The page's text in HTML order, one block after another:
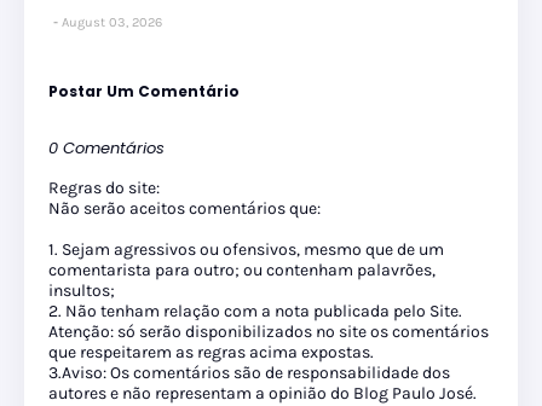
August 03, 2026
Postar Um Comentário
0 Comentários
Regras do site:
Não serão aceitos comentários que:
1. Sejam agressivos ou ofensivos, mesmo que de um
comentarista para outro; ou contenham palavrões,
insultos;
2. Não tenham relação com a nota publicada pelo Site.
Atenção: só serão disponibilizados no site os comentários
que respeitarem as regras acima expostas.
3.Aviso: Os comentários são de responsabilidade dos
autores e não representam a opinião do Blog Paulo José.